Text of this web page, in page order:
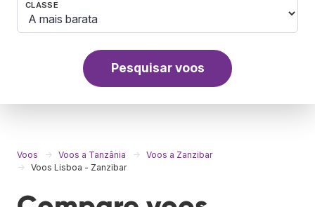
CLASSE
Pesquisar voos
Voos Voos a Tanzânia
Voos a Zanzibar
Voos Lisboa - Zanzibar